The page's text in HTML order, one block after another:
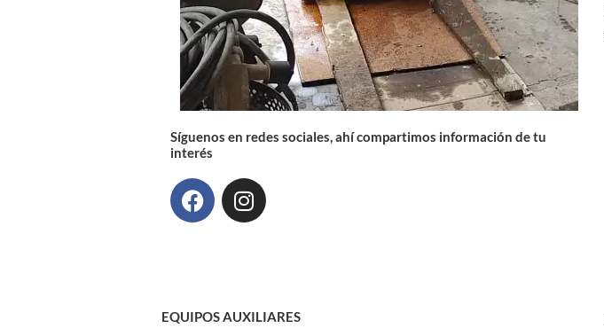
Síguenos en redes sociales, ahí compartimos información de tu
interés
F
a
o
I
n
r
EQUIPOS AUXILIARES